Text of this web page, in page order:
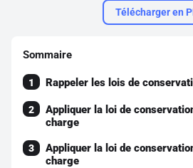
Se connecter
S'inscrire
Pour profiter de 10
Télécharger en
Sommaire
1 Rappeler les lois de
2
Appliquer la loi de
charge
3
Appliquer la loi de
charge